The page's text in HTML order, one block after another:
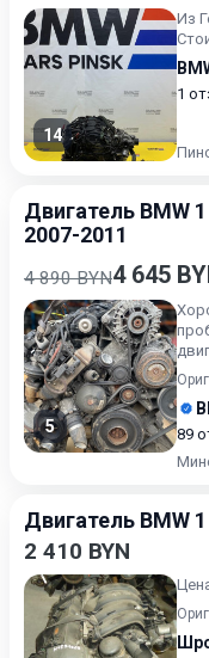
14
Из
1
Двигатель BMW
2007-2011
4 890 BYN4 645
5
89
Двигатель BMW
2 410 BYN